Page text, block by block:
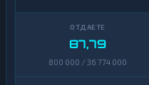
87,79
800 000 / 36 774 000